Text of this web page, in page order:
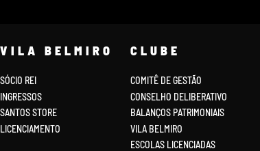
VILA BELMIRO
SÓCIO REI
INGRESSOS
SANTOS STORE
LICENCIAMENTO
CLUBE
COMITÊ DE GESTÃO
CONSELHO DELIBERATIVO
BALANÇOS PATRIMONIAIS
VILA BELMIRO
ESCOLAS LICENCIADAS